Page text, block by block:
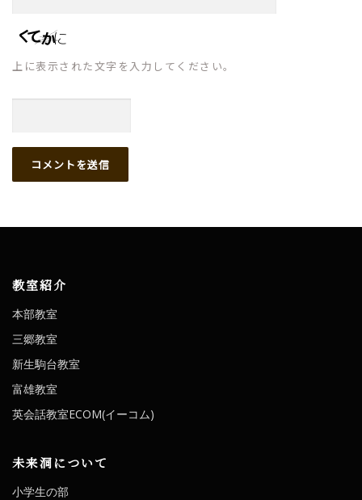
上に表示された文字を入力してください。
教室紹介
本部教室
三郷教室
新生駒台教室
富雄教室
英会話教室ECOM(イーコム)
未来洞について
小学生の部